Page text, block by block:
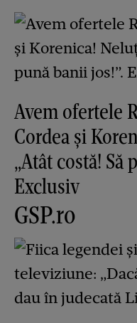
Avem ofertele
Cordea și
„Atât costă! Să
Exclusiv
GSP.ro